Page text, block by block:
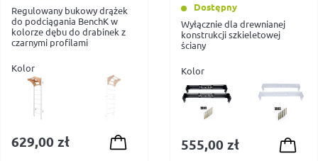
Regulowany bukowy drążek
do podciągania BenchK w
kolorze dębu do drabinek z
czarnymi profilami
Kolor
629,00 zł
Dostępny
Wyłącznie dla drewnianej
konstrukcji szkieletowej
ściany
Kolor
555,00 zł